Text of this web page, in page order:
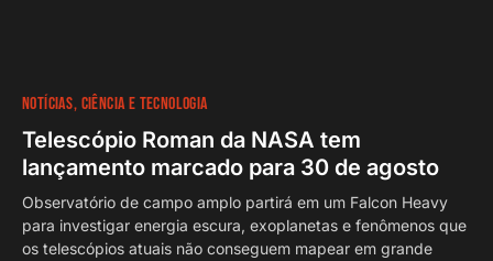
NOTÍCIAS CIÊNCIA E TECNOLOGIA
Telescópio Roman da NASA tem
lançamento marcado para 30 de agosto
Observatório de campo amplo partirá em um Falcon Heavy
para investigar energia escura, exoplanetas e fenômenos que
os telescópios atuais não conseguem mapear em grande